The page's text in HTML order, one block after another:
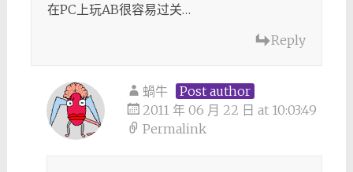
在PC上玩AB很容易过关…
Reply
蝸牛
Post author
2011 年 06 月 22 日 at 10:03:49
Permalink